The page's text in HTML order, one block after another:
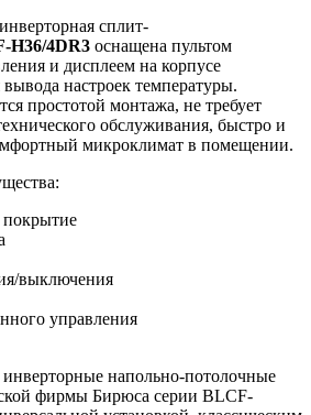
сплит-
H36/4DR3 оснащена пультом
и дисплеем на корпусе
настроек температуры.
простотой монтажа, не требует
обслуживания, быстро и
микроклимат в помещении.
выключения
управления
напольно-потолочные
фирмы Бирюса серии BLCF-